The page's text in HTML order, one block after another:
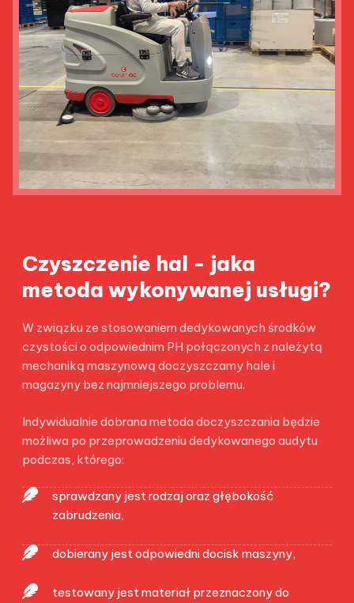
Czyszczenie hal - jaka
metoda wykonywanej usługi?
W związku ze stosowaniem dedykowanych środków
czystości o odpowiednim PH połączonych z należytą
mechaniką maszynową doczyszczamy hale i
magazyny bez najmniejszego problemu.
Indywidualnie dobrana metoda doczyszczania będzie
możliwa po przeprowadzeniu dedykowanego audytu
podczas, którego:
sprawdzany jest rodzaj oraz głębokość
zabrudzenia,
dobierany jest odpowiedni docisk maszyny,
testowany jest materiał przeznaczony do